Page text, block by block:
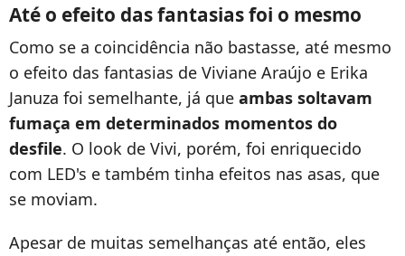
Até o efeito das fantasias foi o mesmo
Como se a coincidência não bastasse, até mesmo
o efeito das fantasias de Viviane Araújo e Erika
Januza foi semelhante, já que ambas soltavam
fumaça em determinados momentos do
desfile. O look de Vivi, porém, foi enriquecido
com LED's e também tinha efeitos nas asas, que
se moviam.
Apesar de muitas semelhanças até então, eles